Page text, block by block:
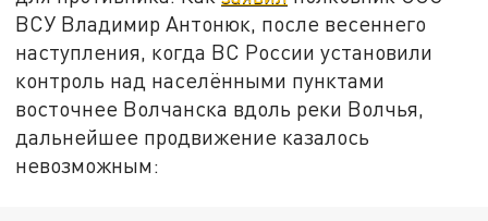
ВСУ Владимир Антонюк, после весеннего
наступления, когда ВС России установили
контроль над населёнными пунктами
восточнее Волчанска вдоль реки Волчья,
дальнейшее продвижение казалось
невозможным: